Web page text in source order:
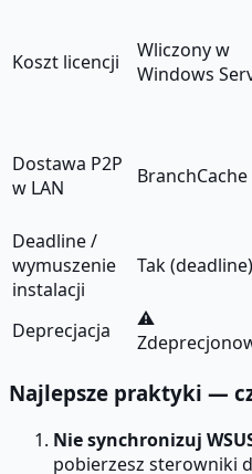
Koszt licencji
Wliczony w
Windows
Dostawa P2P
w LAN
BranchCache
Deadline /
wymuszenie
instalacji
Tak (deadline)
Deprecjacja
⚠️
Najlepsze praktyki —
Nie synchronizuj
pobierzesz sterowniki